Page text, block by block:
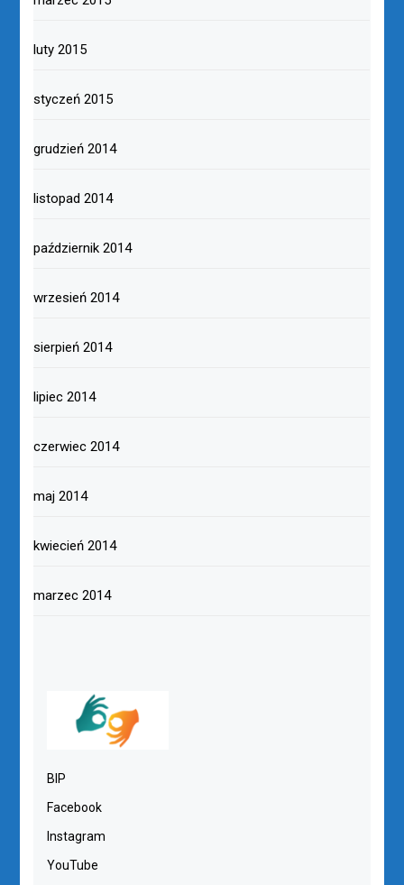
luty 2015
styczeń 2015
grudzień 2014
listopad 2014
październik 2014
wrzesień 2014
sierpień 2014
lipiec 2014
czerwiec 2014
maj 2014
kwiecień 2014
marzec 2014
BIP
Facebook
Instagram
YouTube